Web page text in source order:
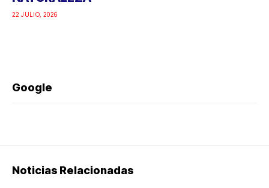
22 JULIO, 2026
Google
Noticias Relacionadas